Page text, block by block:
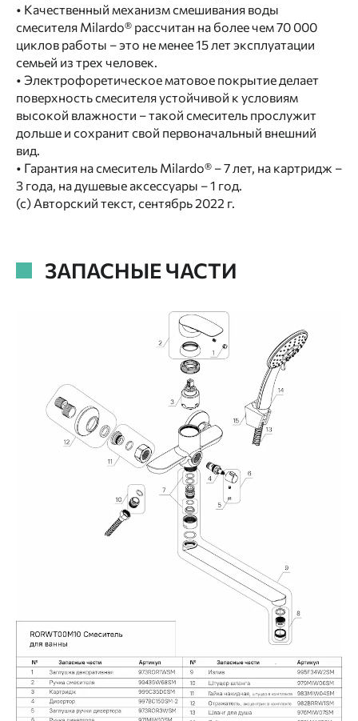
• Качественный механизм смешивания воды
смесителя Milardo® рассчитан на более чем 70 000
циклов работы – это не менее 15 лет эксплуатации
семьей из трех человек.
• Электрофоретическое матовое покрытие делает
поверхность смесителя устойчивой к условиям
высокой влажности – такой смеситель прослужит
дольше и сохранит свой первоначальный внешний
вид.
• Гарантия на смеситель Milardo® – 7 лет, на картридж –
3 года, на душевые аксессуары – 1 год.
(с) Авторский текст, сентябрь 2022 г.
ЗАПАСНЫЕ ЧАСТИ